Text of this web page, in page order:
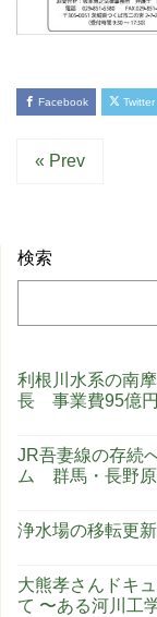
Facebook Twitter
« Prev
検索
利根川水系の南
長 事業費95億
JR吾妻線の存続
ム 群馬・長野
浄水場の移転更
大熊孝さんドキ
て 〜ある河川工